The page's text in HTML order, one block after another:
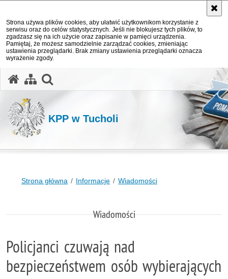
Strona używa plików cookies, aby ułatwić użytkownikom korzystanie z
serwisu oraz do celów statystycznych. Jeśli nie blokujesz tych plików, to
zgadzasz się na ich użycie oraz zapisanie w pamięci urządzenia.
Pamiętaj, że możesz samodzielnie zarządzać cookies, zmieniając
ustawienia przeglądarki. Brak zmiany ustawienia przeglądarki oznacza
wyrażenie zgody.
KPP w Tucholi
Strona główna Informacje Wiadomości
Wiadomości
Policjanci czuwają nad
bezpieczeństwem osób wybierających